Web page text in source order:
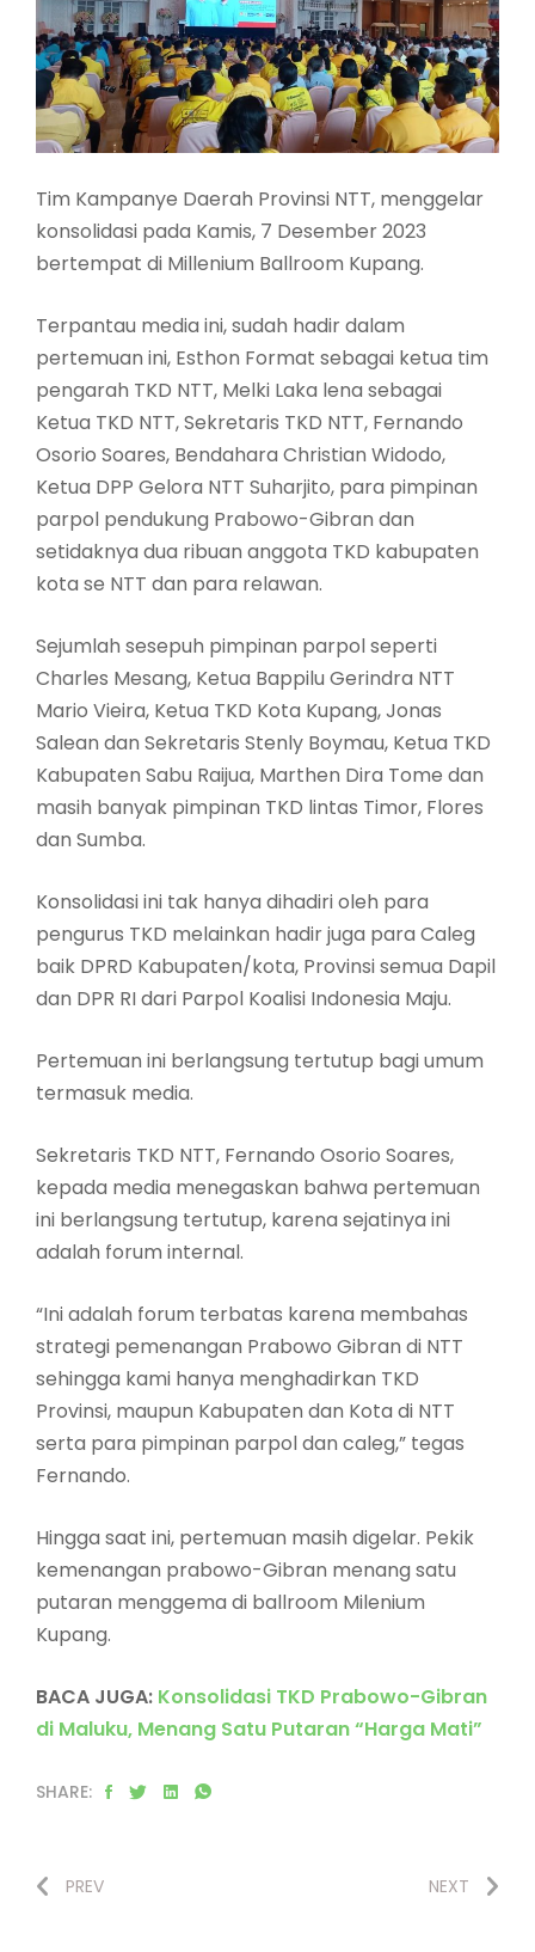
Tim Kampanye Daerah Provinsi NTT, menggelar
konsolidasi pada Kamis, 7 Desember 2023
bertempat di Millenium Ballroom Kupang.
Terpantau media ini, sudah hadir dalam
pertemuan ini, Esthon Format sebagai ketua tim
pengarah TKD NTT, Melki Laka lena sebagai
Ketua TKD NTT, Sekretaris TKD NTT, Fernando
Osorio Soares, Bendahara Christian Widodo,
Ketua DPP Gelora NTT Suharjito, para pimpinan
parpol pendukung Prabowo-Gibran dan
setidaknya dua ribuan anggota TKD kabupaten
kota se NTT dan para relawan.
Sejumlah sesepuh pimpinan parpol seperti
Charles Mesang, Ketua Bappilu Gerindra NTT
Mario Vieira, Ketua TKD Kota Kupang, Jonas
Salean dan Sekretaris Stenly Boymau, Ketua TKD
Kabupaten Sabu Raijua, Marthen Dira Tome dan
masih banyak pimpinan TKD lintas Timor, Flores
dan Sumba.
Konsolidasi ini tak hanya dihadiri oleh para
pengurus TKD melainkan hadir juga para Caleg
baik DPRD Kabupaten/kota, Provinsi semua Dapil
dan DPR RI dari Parpol Koalisi Indonesia Maju.
Pertemuan ini berlangsung tertutup bagi umum
termasuk media.
Sekretaris TKD NTT, Fernando Osorio Soares,
kepada media menegaskan bahwa pertemuan
ini berlangsung tertutup, karena sejatinya ini
adalah forum internal.
“Ini adalah forum terbatas karena membahas
strategi pemenangan Prabowo Gibran di NTT
sehingga kami hanya menghadirkan TKD
Provinsi, maupun Kabupaten dan Kota di NTT
serta para pimpinan parpol dan caleg,” tegas
Fernando.
Hingga saat ini, pertemuan masih digelar. Pekik
kemenangan prabowo-Gibran menang satu
putaran menggema di ballroom Milenium
Kupang.
BACA JUGA: Konsolidasi TKD Prabowo-Gibran
di Maluku, Menang Satu Putaran “Harga Mati”
SHARE:
PREV NEXT